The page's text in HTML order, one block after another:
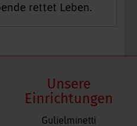
rettet Leben.
Unsere
Einrichtungen
Navigation
Gulielminetti